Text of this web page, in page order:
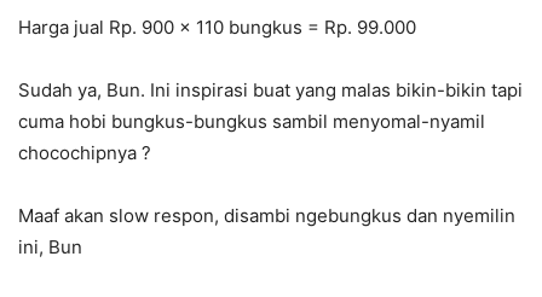
Harga jual Rp. 900 x 110 bungkus = Rp. 99.000
Sudah ya, Bun. Ini inspirasi buat yang malas bikin-bikin tapi
cuma hobi bungkus-bungkus sambil menyomal-nyamil
chocochipnya ?
Maaf akan slow respon, disambi ngebungkus dan nyemilin
ini, Bun